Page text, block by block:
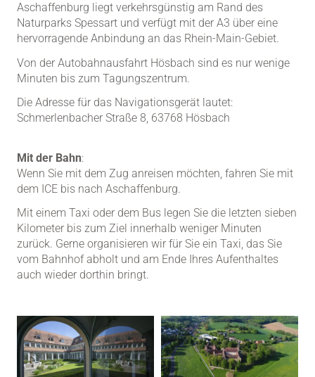
Aschaffenburg liegt verkehrsgünstig am Rand des
Naturparks Spessart und verfügt mit der A3 über eine
hervorragende Anbindung an das Rhein-Main-Gebiet.
Von der Autobahnausfahrt Hösbach sind es nur wenige
Minuten bis zum Tagungszentrum.
Die Adresse für das Navigationsgerät lautet:
Schmerlenbacher Straße 8, 63768 Hösbach
Mit der Bahn:
Wenn Sie mit dem Zug anreisen möchten, fahren Sie mit
dem ICE bis nach Aschaffenburg.
Mit einem Taxi oder dem Bus legen Sie die letzten sieben
Kilometer bis zum Ziel innerhalb weniger Minuten
zurück. Gerne organisieren wir für Sie ein Taxi, das Sie
vom Bahnhof abholt und am Ende Ihres Aufenthaltes
auch wieder dorthin bringt.